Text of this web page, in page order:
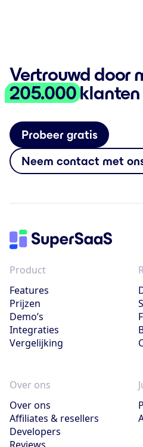
Vertrouwd door
205.000klanten
Probeer gratis
Neem contact met
Product
Features
Prijzen
Demo’s
Integraties
Vergelijking
Over ons
Over ons
Affiliates & resellers
Developers